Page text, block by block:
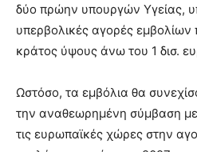
δύο πρώην υπουργών Υγείας,
υπερβολικές αγορές εμβολίων
κράτος ύψους άνω του 1 δισ.
Ωστόσο, τα εμβόλια θα
την αναθεωρημένη σύμβαση
τις ευρωπαϊκές χώρες στην